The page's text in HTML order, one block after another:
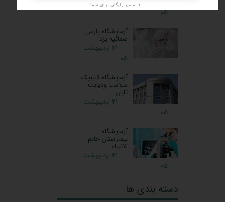
۰۵
آزمایشگاه پارس
صفائیه یزد
۲۱ اردیبهشت
۰۵
آزمایشگاه کلینیک
سلامت ودیابت
تابان
۲۱ اردیبهشت
۰۵
آزمایشگاه
بیمارستان خاتم
الانبیاء
۲۱ اردیبهشت
۰۵
دسته بندی ها
۱ تفسیر رایگان برای شما